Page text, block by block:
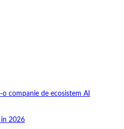
companie de ecosistem AI
în 2026